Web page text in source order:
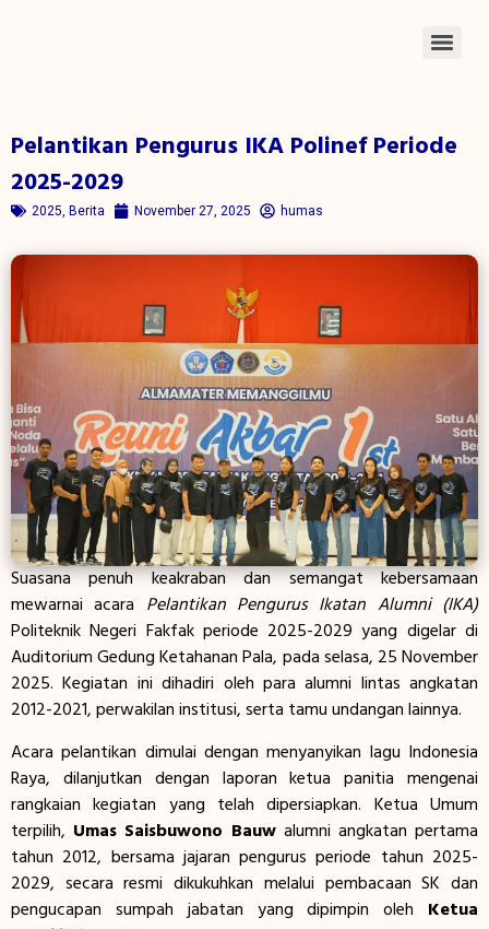
Pelantikan Pengurus IKA Polinef Periode
2025-2029
2025, Berita November 27, 2025 humas
Suasana penuh keakraban dan semangat kebersamaan
mewarnai acara Pelantikan Pengurus Ikatan Alumni (IKA)
Politeknik Negeri Fakfak periode 2025-2029 yang digelar di
Auditorium Gedung Ketahanan Pala, pada selasa, 25 November
2025. Kegiatan ini dihadiri oleh para alumni lintas angkatan
2012-2021, perwakilan institusi, serta tamu undangan lainnya.
Acara pelantikan dimulai dengan menyanyikan lagu Indonesia
Raya, dilanjutkan dengan laporan ketua panitia mengenai
rangkaian kegiatan yang telah dipersiapkan. Ketua Umum
terpilih, Umas Saisbuwono Bauw alumni angkatan pertama
tahun 2012, bersama jajaran pengurus periode tahun 2025-
2029, secara resmi dikukuhkan melalui pembacaan SK dan
pengucapan sumpah jabatan yang dipimpin oleh Ketua